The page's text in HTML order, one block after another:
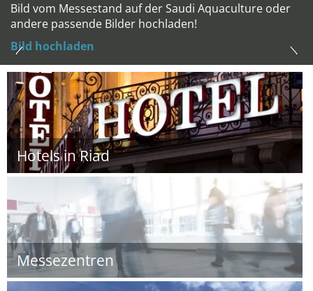
Bild vom Messestand auf der Saudi Aquaculture oder
andere passende Bilder hochladen!
Bild hochladen
Hotels in Riad
Messezentren